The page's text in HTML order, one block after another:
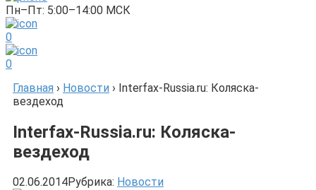
Пн–Пт: 5:00–14:00 МСК
0
0
Главная › Новости › Interfax-Russia.ru: Коляска-
вездеход
Interfax-Russia.ru: Коляска-
вездеход
02.06.2014Рубрика: Новости